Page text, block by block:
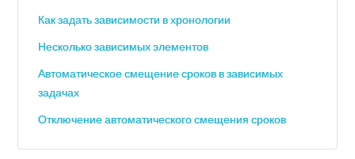
Как задать зависимости в хронологии
Несколько зависимых элементов
Автоматическое смещение сроков в зависимых
задачах
Отключение автоматического смещения сроков